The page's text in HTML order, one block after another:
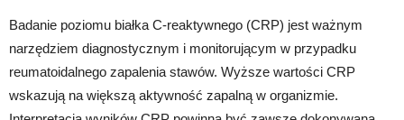
Badanie poziomu białka C-reaktywnego (CRP) jest ważnym
narzędziem diagnostycznym i monitorującym w przypadku
reumatoidalnego zapalenia stawów. Wyższe wartości CRP
wskazują na większą aktywność zapalną w organizmie.